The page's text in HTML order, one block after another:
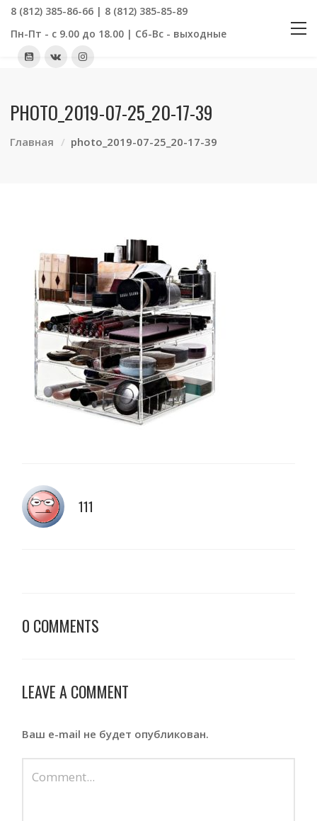
8 (812) 385-86-66 | 8 (812) 385-85-89
Пн-Пт - с 9.00 до 18.00 | Сб-Вс - выходные
PHOTO_2019-07-25_20-17-39
Главная photo_2019-07-25_20-17-39
111
0 COMMENTS
LEAVE A COMMENT
Ваш e-mail не будет опубликован.